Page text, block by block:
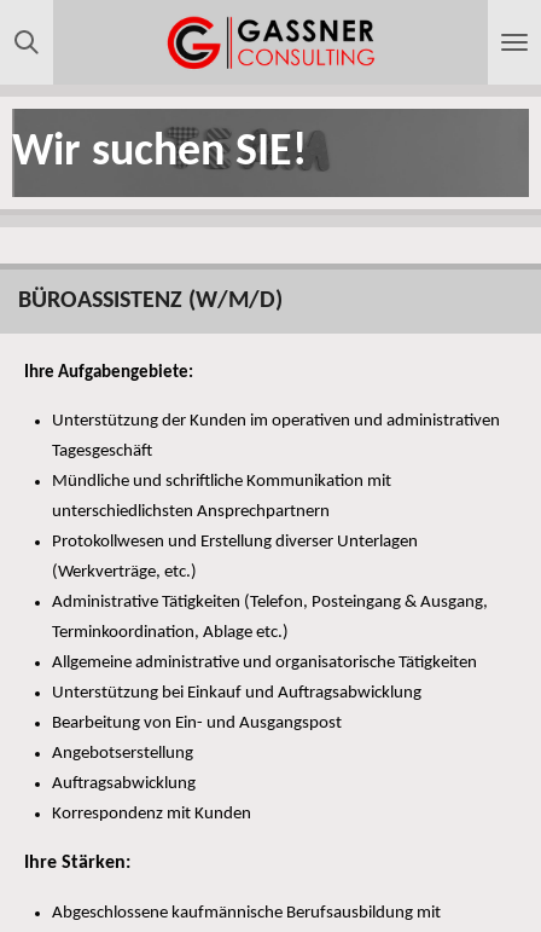
Zum
Hauptinhalt
Wir suchen SIE!
BÜROASSISTENZ (W/M/D)
Ihre Aufgabengebiete:
Unterstützung der Kunden im operativen und administrativen
Tagesgeschäft
Mündliche und schriftliche Kommunikation mit
unterschiedlichsten Ansprechpartnern
Protokollwesen und Erstellung diverser Unterlagen
(Werkverträge, etc.)
Administrative Tätigkeiten (Telefon, Posteingang & Ausgang,
Terminkoordination, Ablage etc.)
Allgemeine administrative und organisatorische Tätigkeiten
Unterstützung bei Einkauf und Auftragsabwicklung
Bearbeitung von Ein- und Ausgangspost
Angebotserstellung
Auftragsabwicklung
Korrespondenz mit Kunden
Ihre Stärken:
Abgeschlossene kaufmännische Berufsausbildung mit